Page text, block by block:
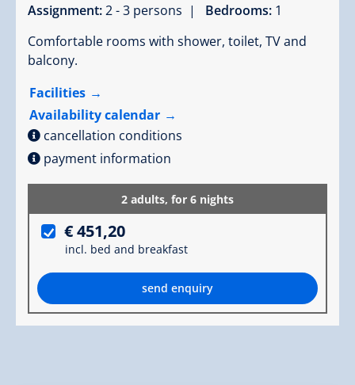
Assignment:2 - 3 persons | Bedrooms: 1
Comfortable rooms with shower, toilet, TV and
balcony.
Facilities
Availability calendar
cancellation conditions
payment information
2 adults, for 6 nights
€ 451,20
incl. bed and breakfast
send enquiry